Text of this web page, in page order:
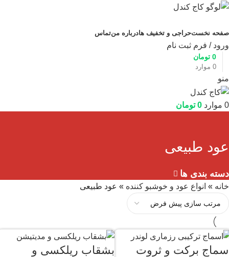
صفحه نخستحراجی و تخفیف هادرباره منتماس
ورود / فرم ثبت نام
0 موارد
0 تومان
منو
0 موارد 0 تومان
عود طبیعی
دسته بندی ها
خانه » انواع عود و خوشبو کننده » عود طبیعی
برکت و ثروت
بشقاب ریلکسی و